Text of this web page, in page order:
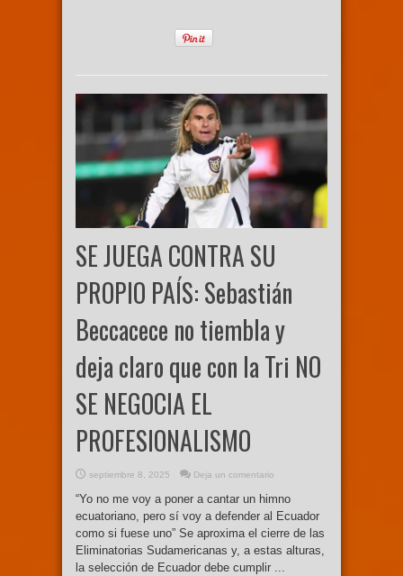
SE JUEGA CONTRA SU
PROPIO PAÍS: Sebastián
Beccacece no tiembla y
deja claro que con la Tri NO
SE NEGOCIA EL
PROFESIONALISMO
septiembre 8, 2025 Deja un comentario
“Yo no me voy a poner a cantar un himno
ecuatoriano, pero sí voy a defender al Ecuador
como si fuese uno” Se aproxima el cierre de las
Eliminatorias Sudamericanas y, a estas alturas,
la selección de Ecuador debe cumplir ...